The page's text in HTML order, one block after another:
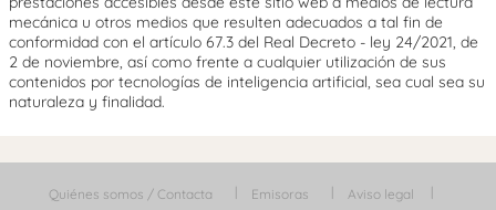
mecánica u otros medios que resulten adecuados a tal fin de
conformidad con el artículo 67.3 del Real Decreto - ley 24/2021, de
2 de noviembre, así como frente a cualquier utilización de sus
contenidos por tecnologías de inteligencia artificial, sea cual sea su
naturaleza y finalidad.
Quiénes somos / Contacta Emisoras
Aviso legal